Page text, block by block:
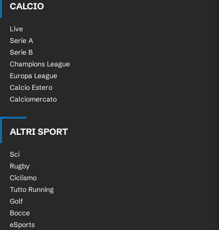
CALCIO
Live
Serie A
Serie B
Champions League
Europa League
Calcio Estero
Calciomercato
ALTRI SPORT
Sci
Rugby
Ciclismo
Tutto Running
Golf
Bocce
eSports